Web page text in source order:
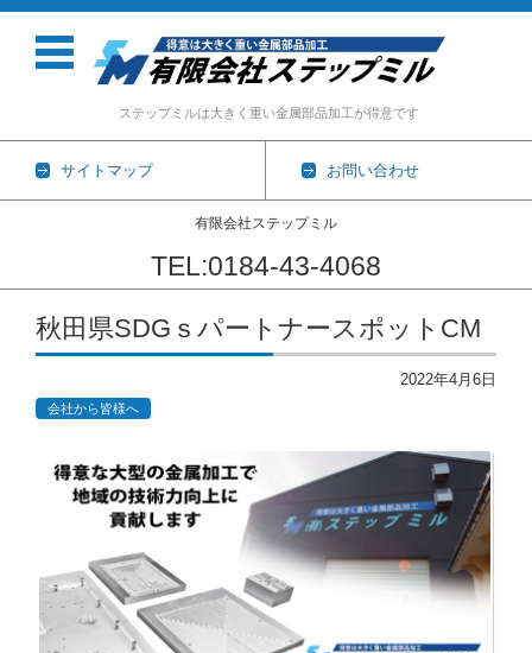
ステップミルは大きく重い金属部品加工が得意です
サイトマップ お問い合わせ
有限会社ステップミル
TEL:0184-43-4068
コンテンツに移動
秋田県SDGｓパートナースポットCM
2022年4月6日
会社から皆様へ